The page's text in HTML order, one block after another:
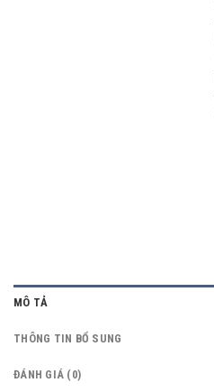
MÔ TẢ
THÔNG TIN BỔ SUNG
ĐÁNH GIÁ (0)